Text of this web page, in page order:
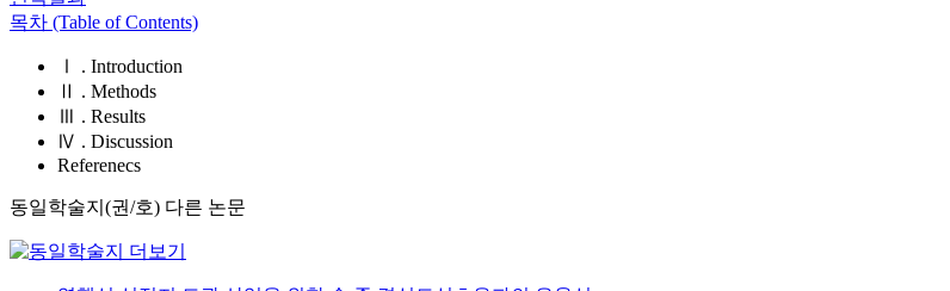
목차 (Table of Contents)
Ⅰ . Introduction
Ⅱ . Methods
Ⅲ . Results
Ⅳ . Discussion
Referenecs
동일학술지(권/호) 다른 논문